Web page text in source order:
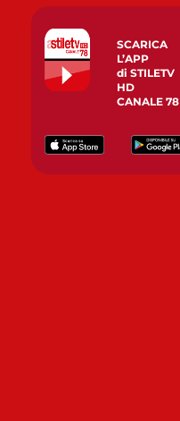
SCARICA
L’APP
di STILETV
HD
CANALE 78